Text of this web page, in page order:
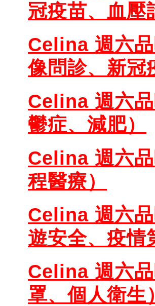
冠疫苗、血壓
Celina 週六
像問診、新冠
Celina 週六
鬱症、減肥）
Celina 週六
程醫療）
Celina 週六
遊安全、疫情
Celina 週六
罩、個人衛生）